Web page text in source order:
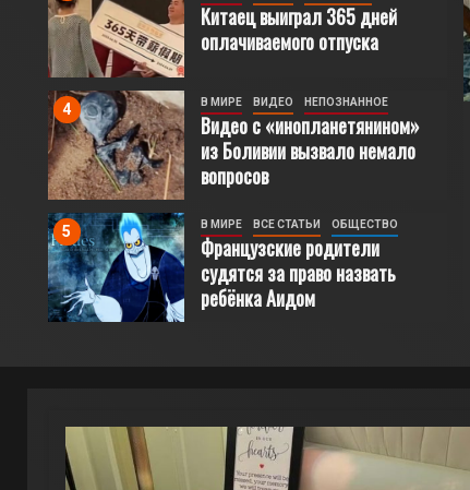
Китаец выиграл 365 дней
оплачиваемого отпуска
4 В МИРЕ ВИДЕО НЕПОЗНАННОЕ
Видео с «инопланетянином»
из Боливии вызвало немало
вопросов
5 В МИРЕ ВСЕ СТАТЬИ ОБЩЕСТВО
Французские родители
судятся за право назвать
ребёнка Аидом
СТАТЬИ
человека, тело
пролежало в морге 128 лет
ArteFaktor